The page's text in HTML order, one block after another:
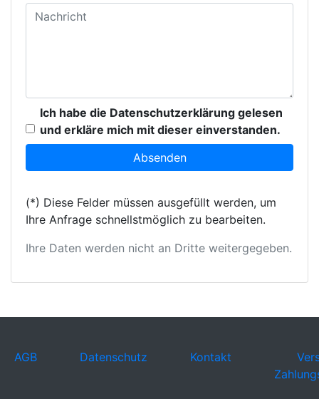
Ich habe die Datenschutzerklärung gelesen
und erkläre mich mit dieser einverstanden.
(*) Diese Felder müssen ausgefüllt werden, um
Ihre Anfrage schnellstmöglich zu bearbeiten.
Ihre Daten werden nicht an Dritte weitergegeben.
AGB Datenschutz Kontakt